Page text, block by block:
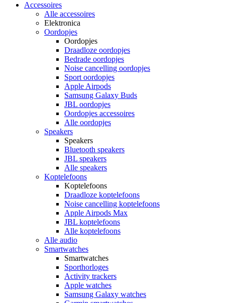
Accessoires
Alle accessoires
Elektronica
Oordopjes
Oordopjes
Draadloze oordopjes
Bedrade oordopjes
Noise cancelling oordopjes
Sport oordopjes
Apple Airpods
Samsung Galaxy Buds
JBL oordopjes
Oordopjes accessoires
Alle oordopjes
Speakers
Speakers
Bluetooth speakers
JBL speakers
Alle speakers
Koptelefoons
Koptelefoons
Draadloze koptelefoons
Noise cancelling koptelefoons
Apple Airpods Max
JBL koptelefoons
Alle koptelefoons
Alle audio
Smartwatches
Smartwatches
Sporthorloges
Activity trackers
Apple watches
Samsung Galaxy watches